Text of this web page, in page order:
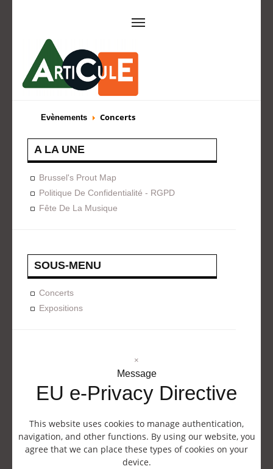
ARTICULE ASBL
Présentation
EVÈNEMENTS
Concerts
Expositions
Design For Everyone
Publications
FORMATION
Programmées
A La Demande
Evènements Concerts
A LA UNE
Brussel's Prout Map
Politique De Confidentialité - RGPD
Fête De La Musique
SOUS-MENU
Concerts
Expositions
×
Message
EU e-Privacy Directive
This website uses cookies to manage authentication,
navigation, and other functions. By using our website, you
agree that we can place these types of cookies on your
device.